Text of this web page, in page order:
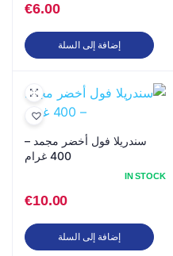
€6.00
إضافة إلى السلة
سندريلا فول أخضر مجمد –
400 غرام
IN STOCK
€10.00
إضافة إلى السلة